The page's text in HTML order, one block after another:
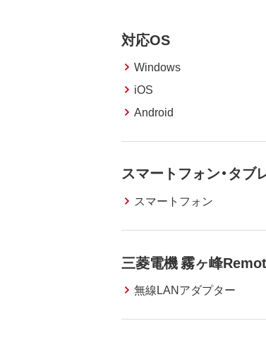
対応OS
Windows
iOS
Android
スマートフォン・タブ
スマートフォン
三菱電機 霧ヶ峰
無線LANアダプター